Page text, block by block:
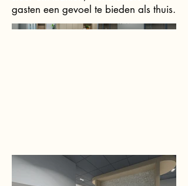
gasten een gevoel te bieden als thuis.